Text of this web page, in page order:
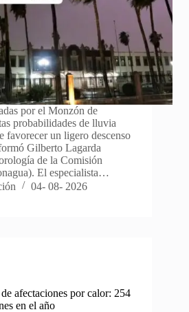
por el Monzón de
probabilidades de lluvia
favorecer un ligero descenso
Gilberto Lagarda
de la Comisión
El especialista…
04- 08- 2026
afectaciones por calor: 254
en el año